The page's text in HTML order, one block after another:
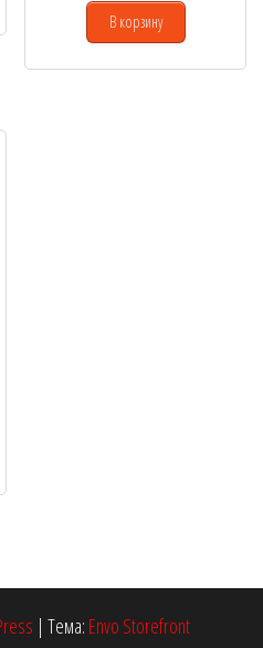
В корзину
| Тема: Envo Storefront